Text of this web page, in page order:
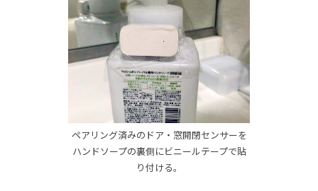
ペアリング済みのドア・窓開閉センサーを
ハンドソープの裏側にビニールテープで貼
り付ける。